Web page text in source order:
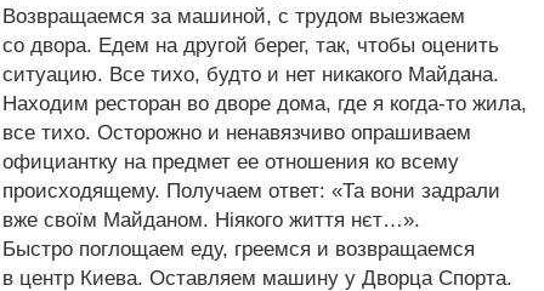
Возвращаемся за машиной, с трудом выезжаем
со двора. Едем на другой берег, так, чтобы оценить
ситуацию. Все тихо, будто и нет никакого Майдана.
Находим ресторан во дворе дома, где я когда-то жила,
все тихо. Осторожно и ненавязчиво опрашиваем
официантку на предмет ее отношения ко всему
происходящему. Получаем ответ: «Та вони задрали
вже своїм Майданом. Ніякого життя нєт…».
Быстро поглощаем еду, греемся и возвращаемся
в центр Киева. Оставляем машину у Дворца Спорта.